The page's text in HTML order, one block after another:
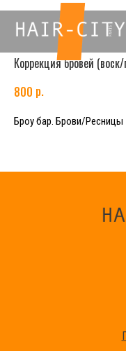
Коррекция бровей
800 р.
Броу бар. Брови/Ресницы